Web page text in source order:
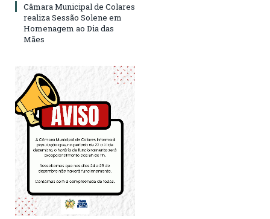
Câmara Municipal de Colares
realiza Sessão Solene em
Homenagem ao Dia das
Mães